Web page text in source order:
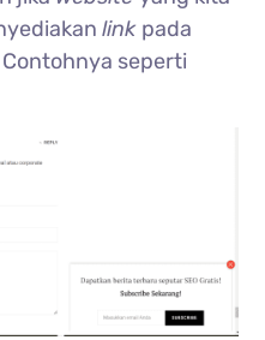
link pada
seperti